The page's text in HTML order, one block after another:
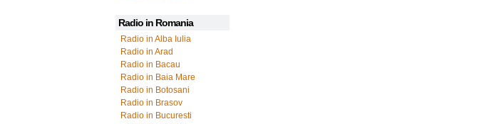
Radio in Romania
Radio in Alba Iulia
Radio in Arad
Radio in Bacau
Radio in Baia Mare
Radio in Botosani
Radio in Brasov
Radio in Bucuresti